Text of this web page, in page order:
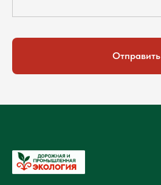
Отправить